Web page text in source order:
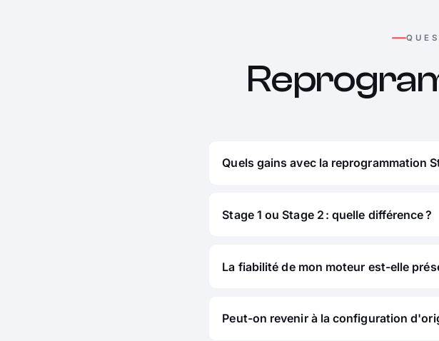
Quels gains avec la reprogrammation
Stage 1 ou Stage 2 : quelle différence ?
La fiabilité de mon moteur est-elle
Peut-on revenir à la configuration